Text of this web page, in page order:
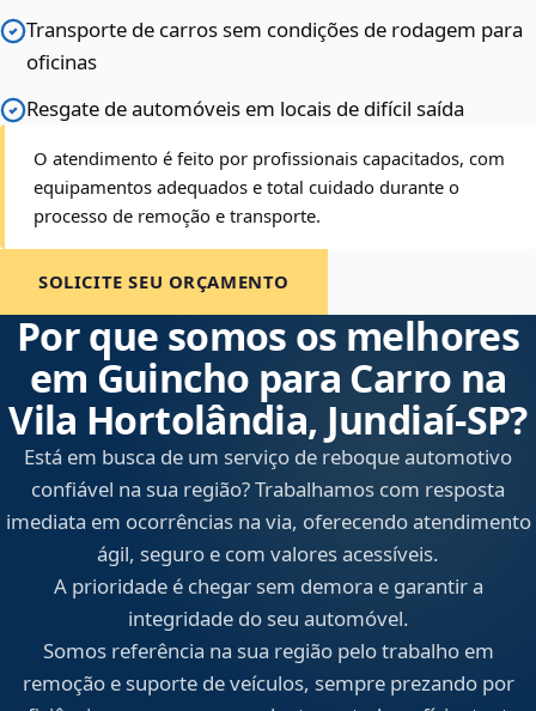
Transporte de carros sem condições de rodagem para
oficinas
Resgate de automóveis em locais de difícil saída
O atendimento é feito por profissionais capacitados, com
equipamentos adequados e total cuidado durante o
processo de remoção e transporte.
SOLICITE SEU ORÇAMENTO
Por que somos os melhores
em Guincho para Carro na
Vila Hortolândia, Jundiaí‑SP?
Está em busca de um serviço de reboque automotivo
confiável na sua região? Trabalhamos com resposta
imediata em ocorrências na via, oferecendo atendimento
ágil, seguro e com valores acessíveis.
A prioridade é chegar sem demora e garantir a
integridade do seu automóvel.
Somos referência na sua região pelo trabalho em
remoção e suporte de veículos, sempre prezando por